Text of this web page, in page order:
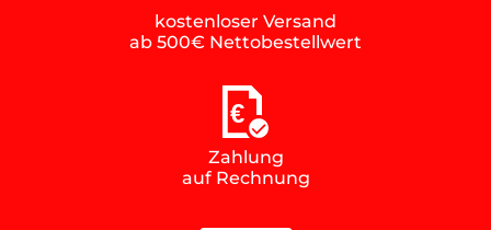
kostenloser Versand
ab 500€ Nettobestellwert
€
Zahlung
auf Rechnung